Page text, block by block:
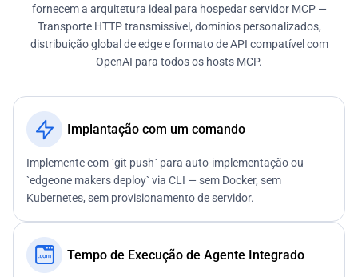
fornecem a arquitetura ideal para hospedar servidor MCP —
Transporte HTTP transmissível, domínios personalizados,
distribuição global de edge e formato de API compatível com
OpenAI para todos os hosts MCP.
Implantação com um comando
Implemente com `git push` para auto-implementação ou
`edgeone makers deploy` via CLI — sem Docker, sem
Kubernetes, sem provisionamento de servidor.
Tempo de Execução de Agente Integrado